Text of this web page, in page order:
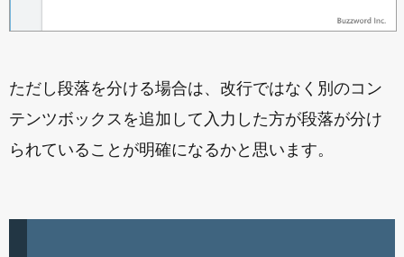
ただし段落を分ける場合は、改行ではなく別のコン
テンツボックスを追加して入力した方が段落が分け
られていることが明確になるかと思います。